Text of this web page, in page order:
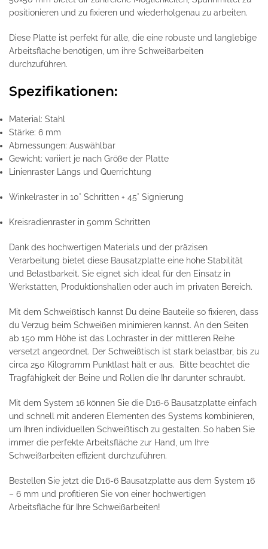
positionieren und zu fixieren und wiederholgenau zu arbeiten.
Diese Platte ist perfekt für alle, die eine robuste und langlebige
Arbeitsfläche benötigen, um ihre Schweißarbeiten
durchzuführen.
Spezifikationen:
Material: Stahl
Stärke: 6 mm
Abmessungen: Auswählbar
Gewicht: variiert je nach Größe der Platte
Linienraster Längs und Querrichtung
Winkelraster in 10° Schritten + 45° Signierung
Kreisradienraster in 50mm Schritten
Dank des hochwertigen Materials und der präzisen
Verarbeitung bietet diese Bausatzplatte eine hohe Stabilität
und Belastbarkeit. Sie eignet sich ideal für den Einsatz in
Werkstätten, Produktionshallen oder auch im privaten Bereich.
Mit dem Schweißtisch kannst Du deine Bauteile so fixieren, dass
du Verzug beim Schweißen minimieren kannst. An den Seiten
ab 150 mm Höhe ist das Lochraster in der mittleren Reihe
versetzt angeordnet. Der Schweißtisch ist stark belastbar, bis zu
circa 250 Kilogramm Punktlast hält er aus. Bitte beachtet die
Tragfähigkeit der Beine und Rollen die Ihr darunter schraubt.
Mit dem System 16 können Sie die D16-6 Bausatzplatte einfach
und schnell mit anderen Elementen des Systems kombinieren,
um Ihren individuellen Schweißtisch zu gestalten. So haben Sie
immer die perfekte Arbeitsfläche zur Hand, um Ihre
Schweißarbeiten effizient durchzuführen.
Bestellen Sie jetzt die D16-6 Bausatzplatte aus dem System 16
– 6 mm und profitieren Sie von einer hochwertigen
Arbeitsfläche für Ihre Schweißarbeiten!